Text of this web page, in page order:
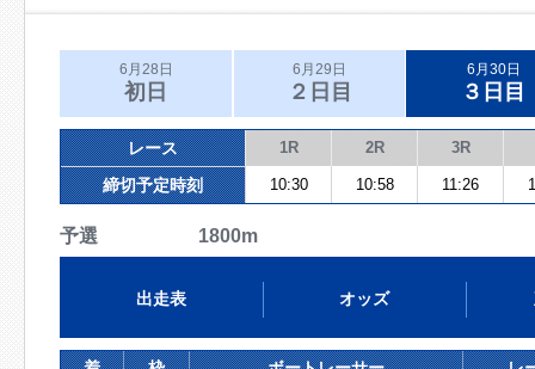
6月28日
初日
6月29日
２日目
6月30日
３日目
レース 1R 2R 3R
締切予定時刻 10:30 10:58 11:26
予選 1800m
出走表 オッズ